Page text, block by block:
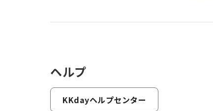
ヘルプ
KKdayヘルプセンター